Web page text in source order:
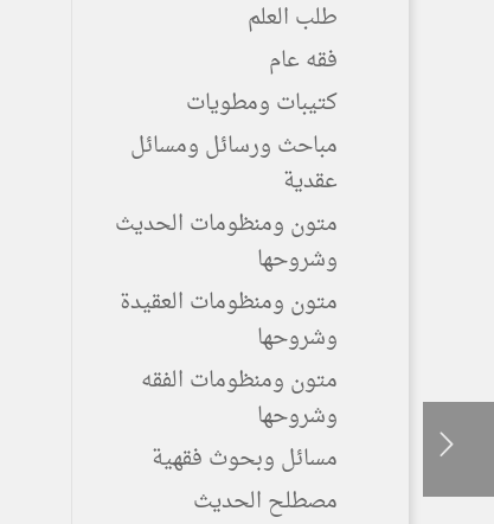
طلب العلم
فقه عام
كتيبات ومطويات
مباحث ورسائل ومسائل
عقدية
متون ومنظومات الحديث
وشروحها
متون ومنظومات العقيدة
وشروحها
متون ومنظومات الفقه
وشروحها
مسائل وبحوث فقهية
مصطلح الحديث